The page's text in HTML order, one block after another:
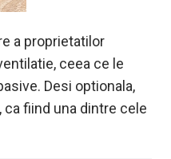
a proprietatilor
ceea ce le
Desi optionala,
fiind una dintre cele